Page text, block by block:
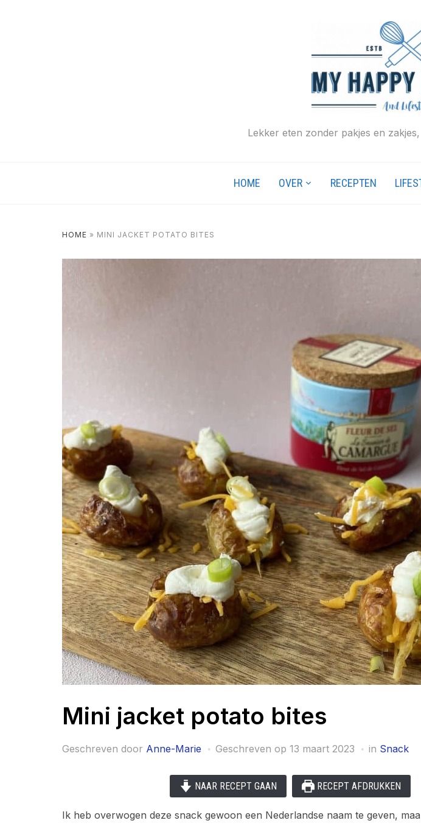
Lekker eten zonder pakjes en
HOME OVER RECEPTEN
HOME » MINI JACKET POTATO BITES
Mini jacket potato bites
Geschreven door Anne-Marie Geschreven op 13 maart 2023 in Snack
NAAR RECEPT GAAN RECEPT AFDRUKKEN
Ik heb overwogen deze snack gewoon een Nederlandse naam te geven,